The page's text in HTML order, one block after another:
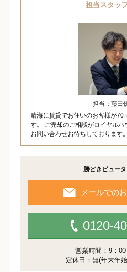
担当スタッ
担当：藤田
晴海に賃貸でお住いのお客様が70
す。 ご売却のご相談がロイヤル
お問い合わせお待ちしております。
勝どきビュー
メールでの
0120-
営業時間：9：
定休日：無(年末年